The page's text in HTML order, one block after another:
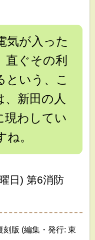
気が入った
直ぐその利
という、こ
新田の人
現わしてい
。
日) 第6消防
刻版 (編集・発行: 東